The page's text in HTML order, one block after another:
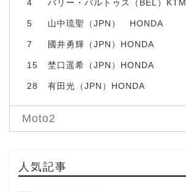
4 バリー・バルトゥス（BEL）KTM
5 山中琉聖（JPN） HONDA
7 國井勇輝（JPN）HONDA
15 埜口遥希（JPN）HONDA
28 有田光（JPN）HONDA
Moto2
人気記事